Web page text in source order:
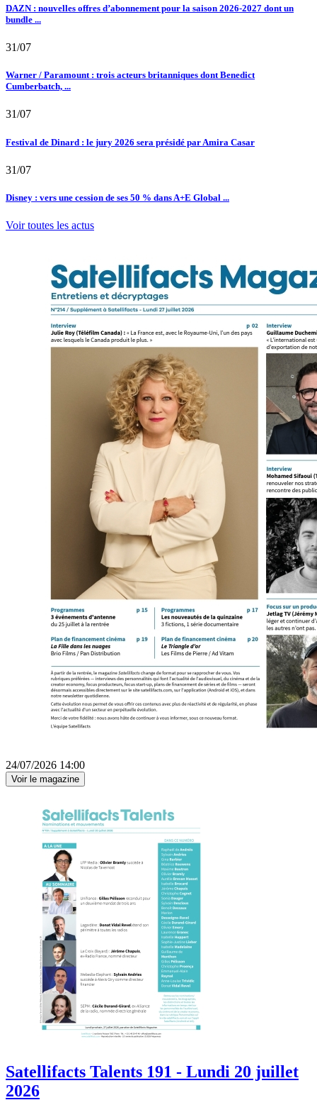
DAZN : nouvelles offres d’abonnement pour la saison 2026-2027 dont un
bundle ...
31/07
Warner / Paramount : trois acteurs britanniques dont Benedict
Cumberbatch, ...
31/07
Festival de Dinard : le jury 2026 sera présidé par Amira Casar
31/07
Disney : vers une cession de ses 50 % dans A+E Global ...
Voir toutes les actus
24/07/2026 14:00
Voir le magazine
Satellifacts Talents 191 - Lundi 20 juillet
2026